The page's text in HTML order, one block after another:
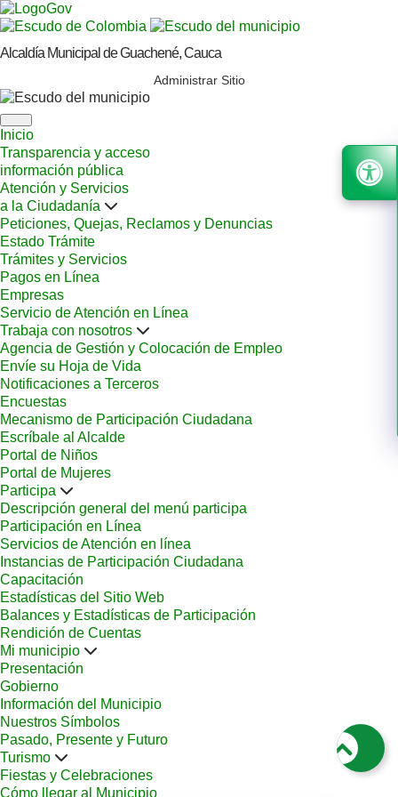
Alcaldía Municipal de Guachené, Cauca
Administrar Sitio
Inicio
Transparencia y acceso
información pública
Atención y Servicios
a la Ciudadanía
Peticiones, Quejas, Reclamos y Denuncias
Estado Trámite
Trámites y Servicios
Pagos en Línea
Empresas
Servicio de Atención en Línea
Trabaja con nosotros
Agencia de Gestión y Colocación de Empleo
Envíe su Hoja de Vida
Notificaciones a Terceros
Encuestas
Mecanismo de Participación Ciudadana
Escríbale al Alcalde
Portal de Niños
Portal de Mujeres
Participa
Descripción general del menú participa
Participación en Línea
Servicios de Atención en línea
Instancias de Participación Ciudadana
Capacitación
Estadísticas del Sitio Web
Balances y Estadísticas de Participación
Rendición de Cuentas
Mi municipio
Presentación
Gobierno
Información del Municipio
Nuestros Símbolos
Pasado, Presente y Futuro
Turismo
Fiestas y Celebraciones
Cómo llegar al Municipio